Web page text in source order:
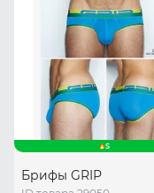
S
Брифы GRIP